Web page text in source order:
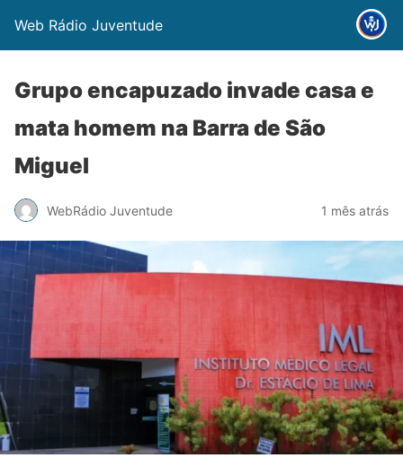
Web Rádio Juventude
Grupo encapuzado invade casa e
mata homem na Barra de São
Miguel
WebRádio Juventude 1 mês atrás